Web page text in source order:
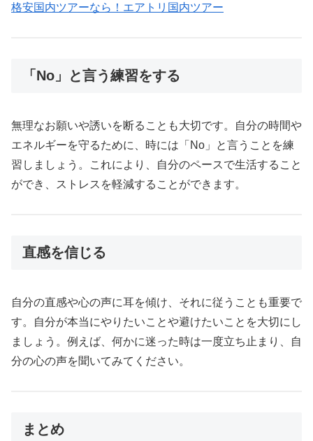
格安国内ツアーなら！エアトリ国内ツアー
「No」と言う練習をする
無理なお願いや誘いを断ることも大切です。自分の時間や
エネルギーを守るために、時には「No」と言うことを練
習しましょう。これにより、自分のペースで生活すること
ができ、ストレスを軽減することができます。
直感を信じる
自分の直感や心の声に耳を傾け、それに従うことも重要で
す。自分が本当にやりたいことや避けたいことを大切にし
ましょう。例えば、何かに迷った時は一度立ち止まり、自
分の心の声を聞いてみてください。
まとめ